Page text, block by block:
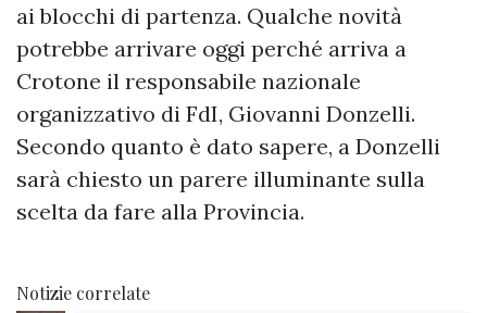
ai blocchi di partenza. Qualche novità
potrebbe arrivare oggi perché arriva a
Crotone il responsabile nazionale
organizzativo di FdI, Giovanni Donzelli.
Secondo quanto è dato sapere, a Donzelli
sarà chiesto un parere illuminante sulla
scelta da fare alla Provincia.
Notizie correlate